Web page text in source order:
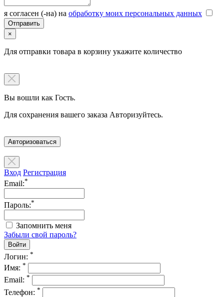
я согласен (-на) на обработку моих персональных данных
×
Для отправки товара в корзину укажите количество
Вы вошли как Гость.
Для сохранения вашего заказа Авторизуйтесь.
Авторизоваться
Вход Регистрация
Email:*
Пароль:*
Запомнить меня
Забыли свой пароль?
Логин: *
Имя: *
Email: *
Телефон: *